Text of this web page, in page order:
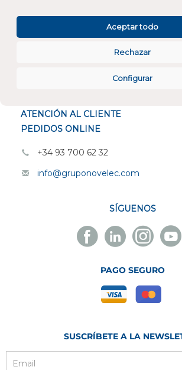
Configurar
Rechazar
Aceptar todo
ATENCIÓN AL CLIENTE
PEDIDOS ONLINE
+34 93 700 62 32
info@gruponovelec.com
SÍGUENOS
Facebook
Novelec
Novelec
PAGO SEGURO
SUSCRÍBETE A LA